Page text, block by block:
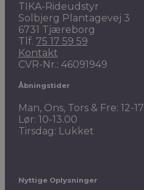
TIKA-Rideudstyr
Solbjerg Plantagevej 3
6731 Tjæreborg
Tlf. 75 17 59 59
Kontakt
CVR-Nr.: 46091949
Åbningstider
Man, Ons, Tors & Fre: 12-17
Lør: 10-13.00
Tirsdag: Lukket
Nyttige Oplysninger